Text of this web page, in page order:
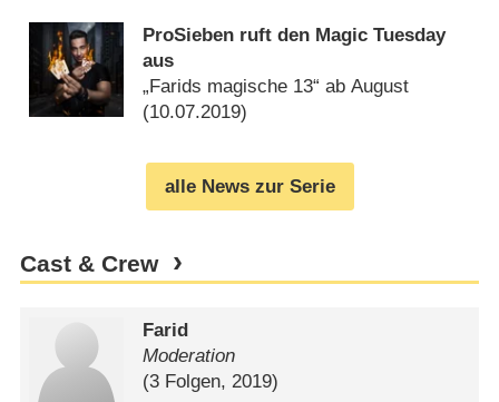
ProSieben ruft den Magic Tuesday
aus
„Farids magische 13“ ab August
(10.07.2019)
alle News zur Serie
Cast & Crew
Farid
Moderation
(3 Folgen, 2019)